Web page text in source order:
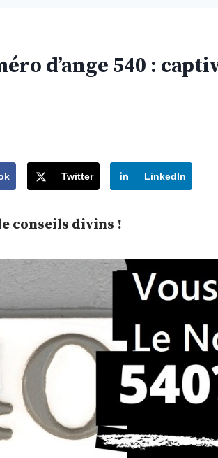
d’ange 540 :
Twitter LinkedIn
conseils divins !